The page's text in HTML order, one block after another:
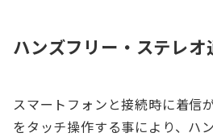
ハンズフリー・ステレオ
スマートフォンと接続時に着信
をタッチ操作する事により、ハ